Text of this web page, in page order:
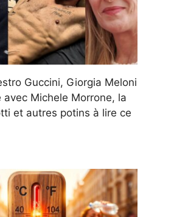
Guccini, Giorgia Meloni
avec Michele Morrone, la
et autres potins à lire ce